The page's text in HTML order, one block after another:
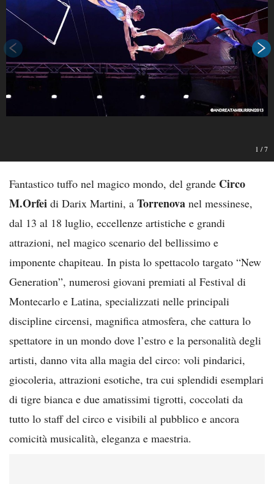
1 /7
Fantastico tuffo nel magico mondo, del grande Circo
M.Orfei di Darix Martini, a Torrenova nel messinese,
dal 13 al 18 luglio, eccellenze artistiche e grandi
attrazioni, nel magico scenario del bellissimo e
imponente chapiteau. In pista lo spettacolo targato “New
Generation”, numerosi giovani premiati al Festival di
Montecarlo e Latina, specializzati nelle principali
discipline circensi, magnifica atmosfera, che cattura lo
spettatore in un mondo dove l’estro e la personalità degli
artisti, danno vita alla magia del circo: voli pindarici,
giocoleria, attrazioni esotiche, tra cui splendidi esemplari
di tigre bianca e due amatissimi tigrotti, coccolati da
tutto lo staff del circo e visibili al pubblico e ancora
comicità musicalità, eleganza e maestria.